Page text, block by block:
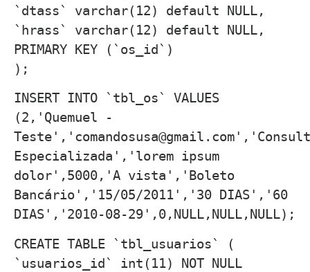
`dtass` varchar(12) default NULL,
`hrass` varchar(12) default NULL,
PRIMARY KEY (`os_id`)
);
INSERT INTO `tbl_os` VALUES
(2,'Quemuel -
Especializada','lorem ipsum
dolor',5000,'A vista','Boleto
Bancário','15/05/2011','30 DIAS','60
DIAS','2010-08-29',0,NULL,NULL,NULL);
CREATE TABLE `tbl_usuarios` (
`usuarios_id` int(11) NOT NULL